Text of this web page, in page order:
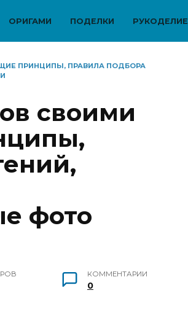
ОРИГАМИ ПОДЕЛКИ РУКОДЕЛИЕ
ПРИНЦИПЫ, ПРАВИЛА ПОДБОРА
своими
фото
КОММЕНТАРИИ
0